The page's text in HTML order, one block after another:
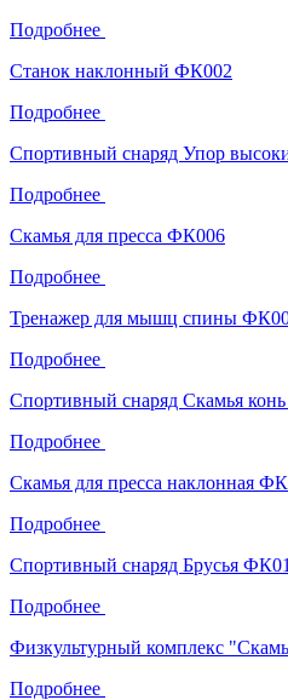
Подробнее
Станок наклонный ФК002
Подробнее
Спортивный снаряд Упор
Подробнее
Скамья для пресса ФК006
Подробнее
Тренажер для мышц спины
Подробнее
Спортивный снаряд Скамья
Подробнее
Скамья для пресса наклонная
Подробнее
Спортивный снаряд Брусья
Подробнее
Физкультурный комплекс
Подробнее